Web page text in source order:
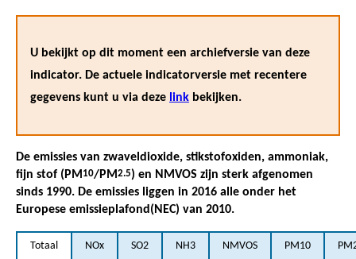
U bekijkt op dit moment een archiefversie van deze
indicator. De actuele indicatorversie met recentere
gegevens kunt u via deze link bekijken.
De emissies van zwaveldioxide, stikstofoxiden, ammoniak,
fijn stof (PM 10/PM2.5) en NMVOS zijn sterk afgenomen
sinds 1990. De emissies liggen in 2016 alle onder het
Europese emissieplafond(NEC) van 2010.
Totaal NOx SO2 NH3 NMVOS PM10